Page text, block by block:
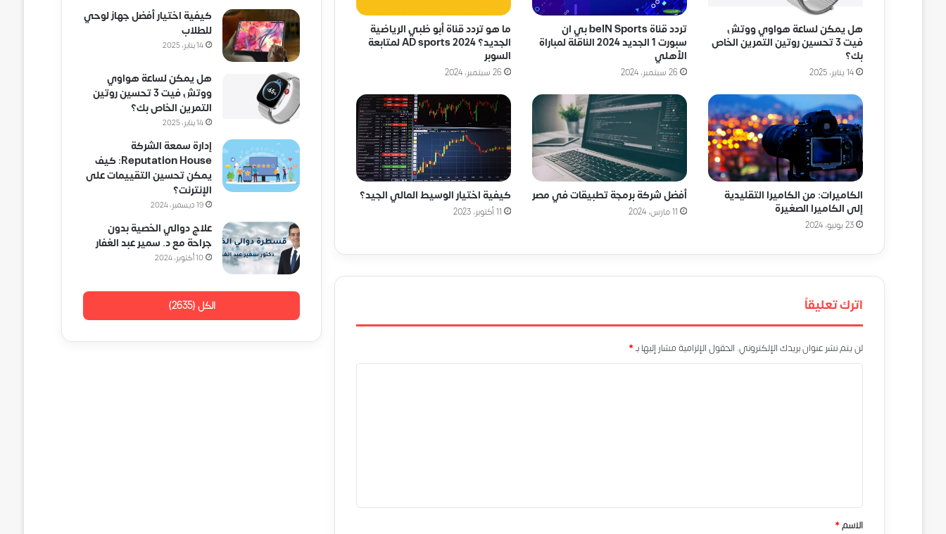
هل يمكن لساعة هواوي ووتش
فيت 3 تحسين روتين التمرين الخاص
بك؟
14 يناير، 2025
تردد قناة beIN Sports بي ان
سبورت 1 الجديد 2024 الناقلة لمباراة
الأهلي
26 سبتمبر، 2024
ما هو تردد قناة أبو ظبي الرياضية
الجديد؟ AD sports 2024 لمتابعة
السوبر
26 سبتمبر، 2024
الكاميرات: من الكاميرا التقليدية
إلى الكاميرا الصغيرة
23 يونيو، 2024
أفضل شركة برمجة تطبيقات في مصر
11 مارس، 2024
كيفية اختيار الوسيط المالي الجيد؟
11 أكتوبر، 2023
اترك تعليقاً
لن يتم نشر عنوان بريدك الإلكتروني. الحقول الإلزامية مشار إليها بـ*
*
الاسم*
كيفية اختيار أفضل جهاز لوحي
للطلاب
14 يناير، 2025
هل يمكن لساعة هواوي
ووتش فيت 3 تحسين روتين
التمرين الخاص بك؟
14 يناير، 2025
إدارة سمعة الشركة
Reputation House: كيف
يمكن تحسين التقييمات على
الإنترنت؟
19 ديسمبر، 2024
علاج دوالي الخصية بدون
جراحة مع د. سمير عبد الغفار
10 أكتوبر، 2024
الكل (2635)